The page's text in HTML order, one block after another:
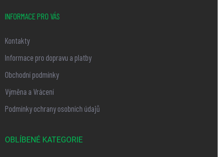
INFORMACE PRO VÁS
Kontakty
Informace pro dopravu a platby
Obchodní podmínky
Výměna a Vrácení
Podmínky ochrany osobních údajů
OBLÍBENÉ KATEGORIE